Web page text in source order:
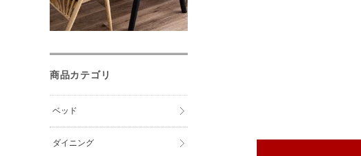
商品カテゴリ
ベッド
ダイニング